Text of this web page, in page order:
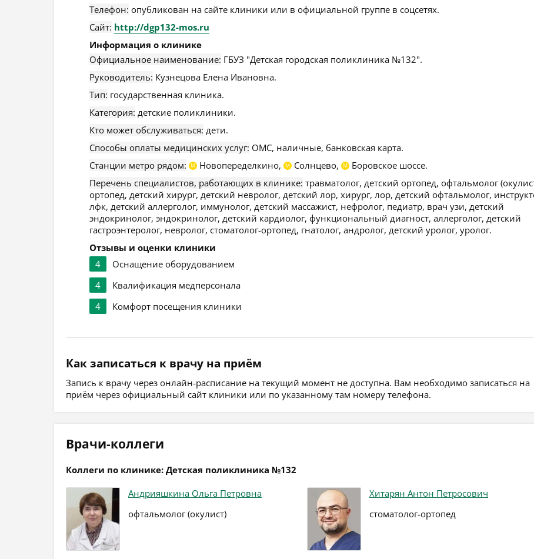
Телефон: опубликован на сайте клиники или в официальной группе в соцсетях.
Сайт: http://dgp132-mos.ru
Информация о клинике
Официальное наименование: ГБУЗ "Детская городская поликлиника №132".
Руководитель: Кузнецова Елена Ивановна.
Тип: государственная клиника.
Категория: детские поликлиники.
Кто может обслуживаться: дети.
Способы оплаты медицинских услуг: ОМС, наличные, банковская карта.
Станции метро рядом:
М Новопеределкино, М Солнцево, М
Боровское шоссе.
Перечень специалистов, работающих в клинике: травматолог, детский ортопед, офтальмолог
ортопед, детский хирург, детский невролог, детский лор, хирург, лор, детский офтальмолог,
лфк, детский аллерголог, иммунолог, детский массажист, нефролог, педиатр, врач узи, детский
эндокринолог, эндокринолог, детский кардиолог, функциональный диагност, аллерголог, детский
гастроэнтеролог, невролог, стоматолог-ортопед, гнатолог, андролог, детский уролог, уролог.
Отзывы и оценки клиники
4
Оснащение оборудованием
4
Квалификация медперсонала
4
Комфорт посещения клиники
Как записаться к врачу на приём
Запись к врачу через онлайн-расписание на текущий момент не доступна. Вам необходимо записаться на
приём через официальный сайт клиники или по указанному там номеру телефона.
Врачи-коллеги
Коллеги по клинике: Детская поликлиника №132
Андрияшкина Ольга Петровна
офтальмолог (окулист)
Хитарян Антон Петросович
стоматолог-ортопед